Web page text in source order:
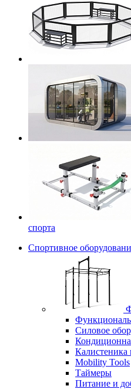
спорта
Спортивное
Силовое
Калистеника
Mobility Tools
Таймеры
Питание и